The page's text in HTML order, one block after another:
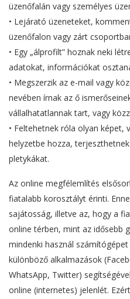
üzenőfalán vagy személyes
• Lejárató üzeneteket,
üzenőfalon vagy zárt
• Egy „álprofilt” hoznak neki
adatokat, információkat
• Megszerzik az e-mail vagy
nevében írnak az ő
vállalhatatlannak tart, vagy
• Feltehetnek róla olyan képet,
helyzetbe hozza,
pletykákat.
Az online megfélemlítés
fiatalabb korosztályt érinti.
sajátosság, illetve az, hogy a
online térben, mint az idősebb
mindenki használ
különböző alkalmazások
WhatsApp, Twitter)
online (internetes) jelenlét.